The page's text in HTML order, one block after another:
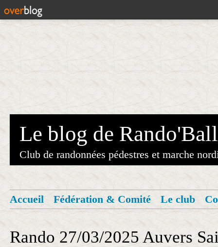
Le blog de Rando'Ball
Club de randonnées pédestres et marche
Accueil Fédération & Comité Le club
Rando 27/03/2025 Auvers